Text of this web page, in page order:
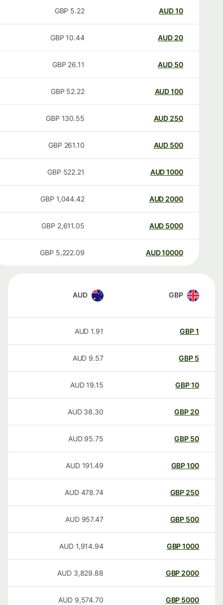
AUD
5.22
GBP
20
AUD
10.44
GBP
50
AUD
26.11
GBP
100
AUD
52.22
GBP
250
AUD
130.55
GBP
500
AUD
261.10
GBP
1000
AUD
522.21
GBP
2000
AUD
1,044.42
GBP
5000
AUD
2,611.05
GBP
10000
AUD
5,222.09
GBP
GBP
AUD
GBP
1.91
AUD
GBP
9.57
AUD
GBP
19.15
AUD
20
GBP
38.30
AUD
50
GBP
95.75
AUD
100
GBP
191.49
AUD
250
GBP
478.74
AUD
500
GBP
957.47
AUD
1000
GBP
1,914.94
AUD
2000
GBP
3,829.88
AUD
5000
GBP
9,574.70
AUD